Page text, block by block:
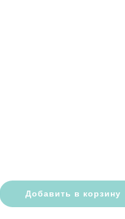
Добавить в корзину